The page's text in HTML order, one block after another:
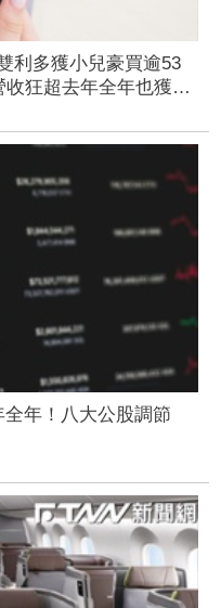
利多獲小兒豪買逾53
狂超去年全年也獲青
年！八大公股調節